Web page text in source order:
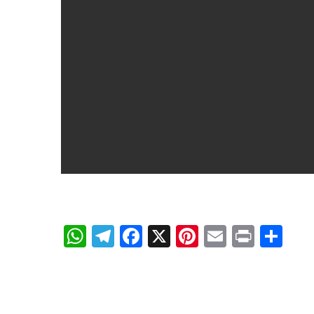
WhatsApp
Telegram
Facebook
X Pinterest
Email
Print